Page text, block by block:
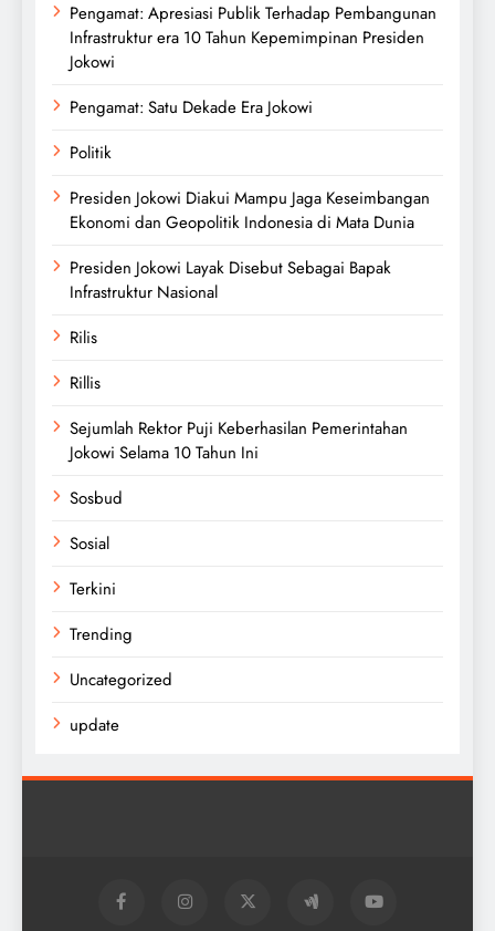
Pengamat: Apresiasi Publik Terhadap Pembangunan
Infrastruktur era 10 Tahun Kepemimpinan Presiden
Jokowi
Pengamat: Satu Dekade Era Jokowi
Politik
Presiden Jokowi Diakui Mampu Jaga Keseimbangan
Ekonomi dan Geopolitik Indonesia di Mata Dunia
Presiden Jokowi Layak Disebut Sebagai Bapak
Infrastruktur Nasional
Rilis
Rillis
Sejumlah Rektor Puji Keberhasilan Pemerintahan
Jokowi Selama 10 Tahun Ini
Sosbud
Sosial
Terkini
Trending
Uncategorized
update